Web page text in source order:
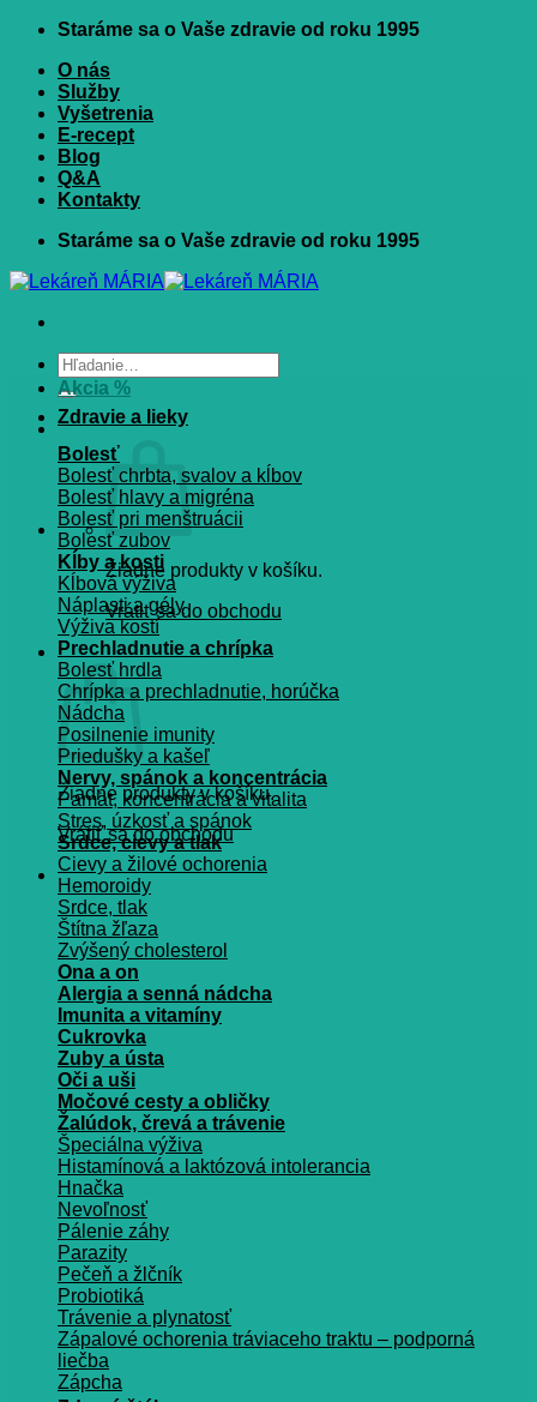
Skip
content
Staráme sa o Vaše zdravie od roku 1995
O nás
Služby
Vyšetrenia
E-recept
Blog
Q&A
Kontakty
Staráme sa o Vaše zdravie od roku 1995
Hľadať:
Žiadne produkty v košíku.
Vrátiť sa do obchodu
Košík
Žiadne produkty v košíku.
Vrátiť sa do obchodu
Akcia %
Zdravie a lieky
Bolesť
Bolesť chrbta, svalov a kĺbov
Bolesť hlavy a migréna
Bolesť pri menštruácii
Bolesť zubov
Kĺby a kosti
Kĺbová výživa
Náplasti a gély
Výživa kostí
Prechladnutie a chrípka
Bolesť hrdla
Chrípka a prechladnutie, horúčka
Nádcha
Posilnenie imunity
Priedušky a kašeľ
Nervy, spánok a koncentrácia
Pamät, koncentrácia a vitalita
Stres, úzkosť a spánok
Srdce, cievy a tlak
Cievy a žilové ochorenia
Hemoroidy
Srdce, tlak
Štítna žľaza
Zvýšený cholesterol
Ona a on
Alergia a senná nádcha
Imunita a vitamíny
Cukrovka
Zuby a ústa
Oči a uši
Močové cesty a obličky
Žalúdok, črevá a trávenie
Špeciálna výživa
Histamínová a laktózová intolerancia
Hnačka
Nevoľnosť
Pálenie záhy
Parazity
Pečeň a žlčník
Probiotiká
Trávenie a plynatosť
Zápalové ochorenia tráviaceho traktu – podporná
liečba
Zápcha